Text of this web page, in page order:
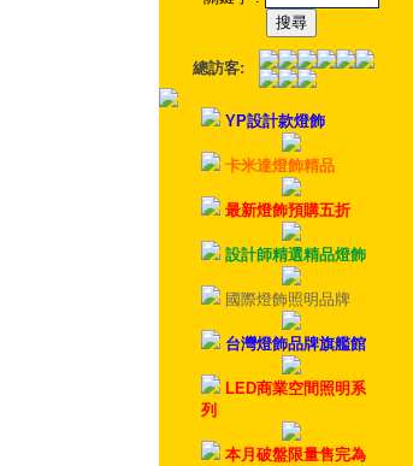
總訪客:
YP設計款燈飾
卡米達燈飾精品
最新燈飾預購五折
設計師精選精品燈飾
國際燈飾照明品牌
台灣燈飾品牌旗艦館
LED商業空間照明系
列
本月破盤限量售完為